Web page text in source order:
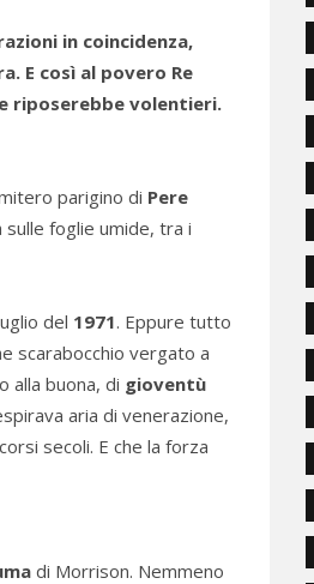
in coincidenza,
E così al povero Re
riposerebbe volentieri.
parigino di Pere
sulle foglie umide, tra i
del 1971. Eppure tutto
scarabocchio vergato a
alla buona, di gioventù
aria di venerazione,
secoli. E che la forza
di Morrison. Nemmeno